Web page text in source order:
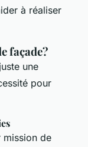
à réaliser
façade?
une
pour
mission de